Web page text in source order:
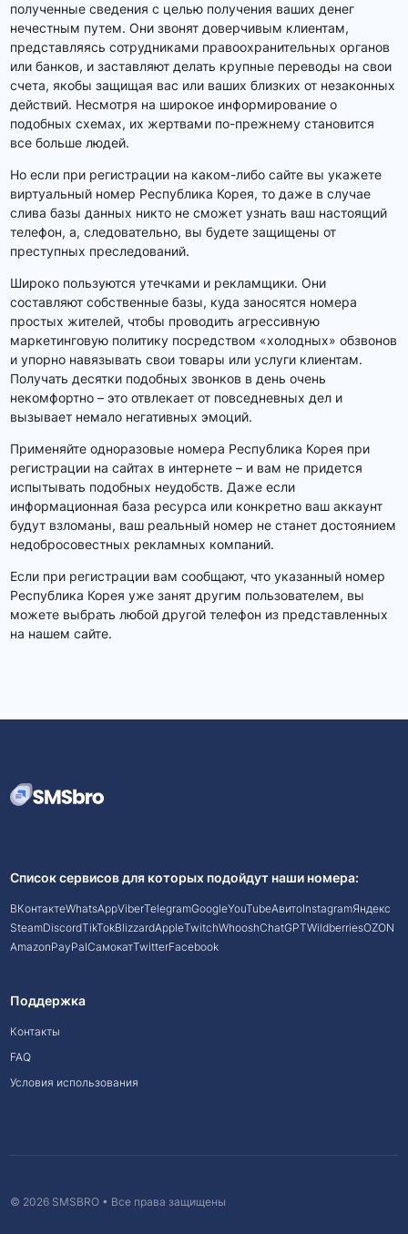
полученные сведения с целью получения ваших денег
нечестным путем. Они звонят доверчивым клиентам,
представляясь сотрудниками правоохранительных органов
или банков, и заставляют делать крупные переводы на свои
счета, якобы защищая вас или ваших близких от незаконных
действий. Несмотря на широкое информирование о
подобных схемах, их жертвами по-прежнему становится
все больше людей.
Но если при регистрации на каком-либо сайте вы укажете
виртуальный номер Республика Корея, то даже в случае
слива базы данных никто не сможет узнать ваш настоящий
телефон, а, следовательно, вы будете защищены от
преступных преследований.
Широко пользуются утечками и рекламщики. Они
составляют собственные базы, куда заносятся номера
простых жителей, чтобы проводить агрессивную
маркетинговую политику посредством «холодных» обзвонов
и упорно навязывать свои товары или услуги клиентам.
Получать десятки подобных звонков в день очень
некомфортно – это отвлекает от повседневных дел и
вызывает немало негативных эмоций.
Применяйте одноразовые номера Республика Корея при
регистрации на сайтах в интернете – и вам не придется
испытывать подобных неудобств. Даже если
информационная база ресурса или конкретно ваш аккаунт
будут взломаны, ваш реальный номер не станет достоянием
недобросовестных рекламных компаний.
Если при регистрации вам сообщают, что указанный номер
Республика Корея уже занят другим пользователем, вы
можете выбрать любой другой телефон из представленных
на нашем сайте.
Список сервисов для которых подойдут наши номера:
ВКонтактеWhatsAppViberTelegramGoogleYouTubeАвитоInstagramЯндекс
SteamDiscordTikTokBlizzardAppleTwitchWhooshChatGPTWildberriesOZON
AmazonPayPalСамокатTwitterFacebook
Поддержка
Контакты
FAQ
Условия использования
© 2026 SMSBRO • Все права защищены